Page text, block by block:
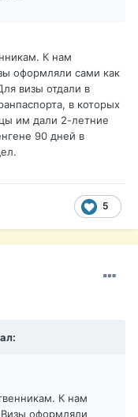
К нам
оформляли сами как
визы отдали в
в которых
им дали 2-летние
90 дней в
5
К нам
оформляли